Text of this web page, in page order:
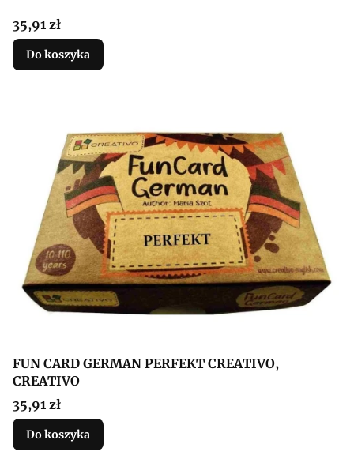
Cena
35,91 zł
Do koszyka
FUN CARD GERMAN PERFEKT CREATIVO,
CREATIVO
Cena
35,91 zł
Do koszyka